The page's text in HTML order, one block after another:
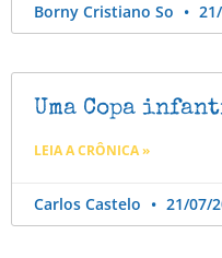
Borny Cristiano So
Uma Copa
LEIA A CRÔNICA »
Carlos Castelo 21/07/